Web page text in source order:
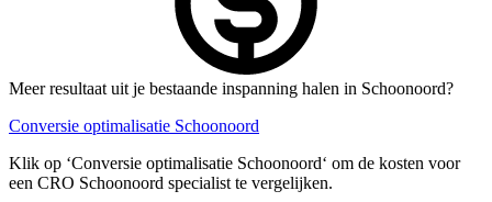
Meer resultaat uit je bestaande inspanning halen in Schoonoord?
Conversie optimalisatie Schoonoord
Klik op ‘Conversie optimalisatie Schoonoord‘ om de kosten voor
een CRO Schoonoord specialist te vergelijken.